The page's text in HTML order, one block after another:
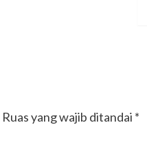
Ruas yang wajib ditandai *